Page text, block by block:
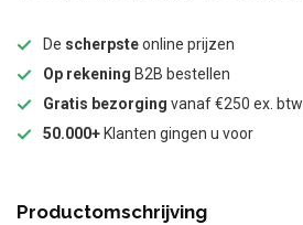
De scherpsteonline prijzen
Op rekening B2B bestellen
Gratis bezorging vanaf €250 ex. btw
50.000+ Klanten gingen u voor
Productomschrijving